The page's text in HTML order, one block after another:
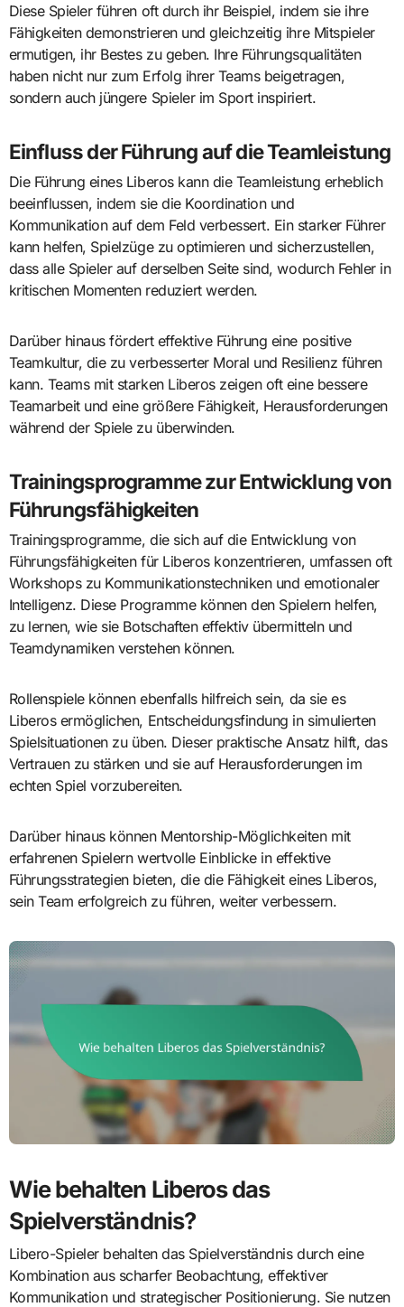
Diese Spieler führen oft durch ihr Beispiel, indem sie ihre
Fähigkeiten demonstrieren und gleichzeitig ihre Mitspieler
ermutigen, ihr Bestes zu geben. Ihre Führungsqualitäten
haben nicht nur zum Erfolg ihrer Teams beigetragen,
sondern auch jüngere Spieler im Sport inspiriert.
Einfluss der Führung auf die Teamleistung
Die Führung eines Liberos kann die Teamleistung erheblich
beeinflussen, indem sie die Koordination und
Kommunikation auf dem Feld verbessert. Ein starker Führer
kann helfen, Spielzüge zu optimieren und sicherzustellen,
dass alle Spieler auf derselben Seite sind, wodurch Fehler in
kritischen Momenten reduziert werden.
Darüber hinaus fördert effektive Führung eine positive
Teamkultur, die zu verbesserter Moral und Resilienz führen
kann. Teams mit starken Liberos zeigen oft eine bessere
Teamarbeit und eine größere Fähigkeit, Herausforderungen
während der Spiele zu überwinden.
Trainingsprogramme zur Entwicklung von
Führungsfähigkeiten
Trainingsprogramme, die sich auf die Entwicklung von
Führungsfähigkeiten für Liberos konzentrieren, umfassen oft
Workshops zu Kommunikationstechniken und emotionaler
Intelligenz. Diese Programme können den Spielern helfen,
zu lernen, wie sie Botschaften effektiv übermitteln und
Teamdynamiken verstehen können.
Rollenspiele können ebenfalls hilfreich sein, da sie es
Liberos ermöglichen, Entscheidungsfindung in simulierten
Spielsituationen zu üben. Dieser praktische Ansatz hilft, das
Vertrauen zu stärken und sie auf Herausforderungen im
echten Spiel vorzubereiten.
Darüber hinaus können Mentorship-Möglichkeiten mit
erfahrenen Spielern wertvolle Einblicke in effektive
Führungsstrategien bieten, die die Fähigkeit eines Liberos,
sein Team erfolgreich zu führen, weiter verbessern.
Wie behalten Liberos das
Spielverständnis?
Libero-Spieler behalten das Spielverständnis durch eine
Kombination aus scharfer Beobachtung, effektiver
Kommunikation und strategischer Positionierung. Sie nutzen